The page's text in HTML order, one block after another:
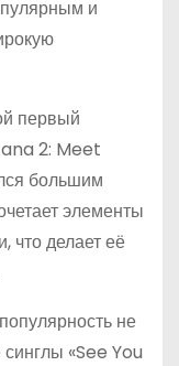
и
первый
2: Meet
большим
элементы
что делает её
не
«See You